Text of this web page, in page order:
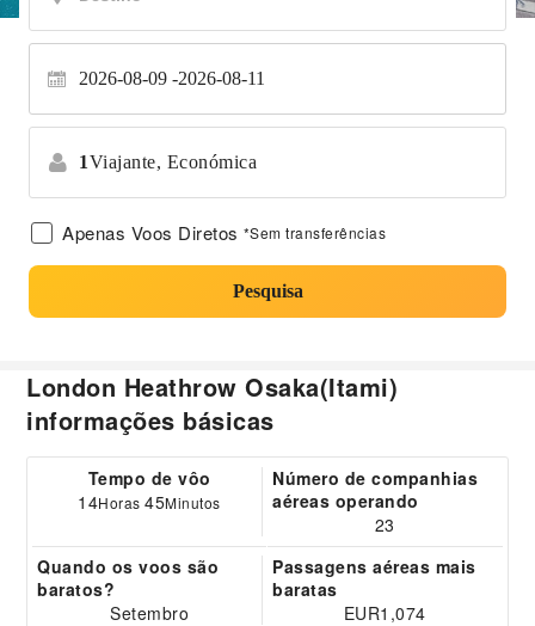
2026-08-09 2026-08-11
1Viajante, Económica
Apenas Voos Diretos *Sem transferências
Pesquisa
London Heathrow Osaka(Itami)
informações básicas
Tempo de vôo
14Horas45Minutos
Número de companhias
aéreas operando
23
Quando os voos são
baratos?
Setembro
Passagens aéreas mais
baratas
EUR1,074